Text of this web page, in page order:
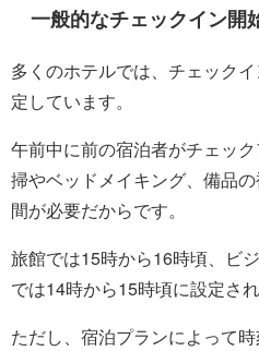
一般的なチェックイン開
多くのホテルでは、チェック
定しています。
午前中に前の宿泊者がチェッ
掃やベッドメイキング、備品
間が必要だからです。
旅館では15時から16時頃、ビ
では14時から15時頃に設定さ
ただし、宿泊プランによって